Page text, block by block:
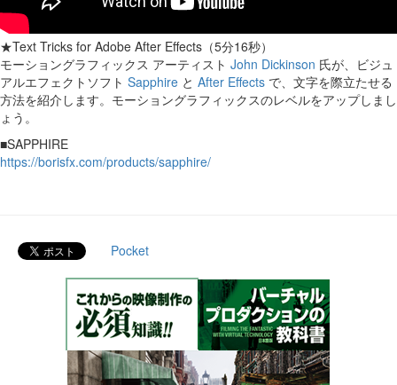
★Text Tricks for Adobe After Effects（5分16秒）
モーショングラフィックス アーティスト John Dickinson 氏が、ビジュ
アルエフェクトソフト Sapphire と After Effects で、文字を際立たせる
方法を紹介します。モーショングラフィックスのレベルをアップしまし
ょう。
■SAPPHIRE
https://borisfx.com/products/sapphire/
Pocket